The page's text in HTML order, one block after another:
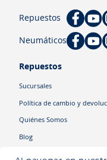
Repuestos
Neumáticos
Repuestos
Sucursales
Política de cambio y
Quiénes Somos
Blog